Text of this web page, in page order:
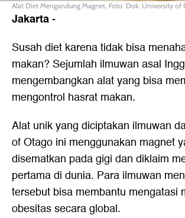
Alat Diet Mengandung Magnet. Foto: Dok. University of
Jakarta-
Susah diet karena tidak bisa
makan? Sejumlah ilmuwan asal
mengembangkan alat yang bisa
mengontrol hasrat makan.
Alat unik yang diciptakan ilmuwan
of Otago ini menggunakan magnet
disematkan pada gigi dan diklaim
pertama di dunia. Para ilmuwan
tersebut bisa membantu mengatasi
obesitas secara global.